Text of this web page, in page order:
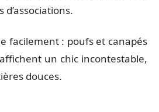
facilement : poufs et canapés
un chic incontestable,
douces.